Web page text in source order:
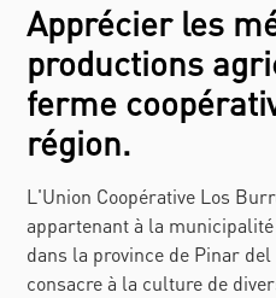
Apprécier les
productions
ferme
région.
L'Union Coopérative Los
appartenant à la
dans la province de Pinar
consacre à la culture de